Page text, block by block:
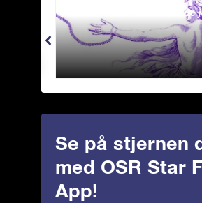
Andromeda - Den lenkede
Se på stjernen
med OSR Star
App!